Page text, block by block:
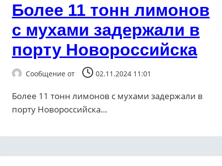
Более 11 тонн лимонов
с мухами задержали в
порту Новороссийска
Сообщение от 02.11.2024 11:01
Более 11 тонн лимонов с мухами задержали в
порту Новороссийска…